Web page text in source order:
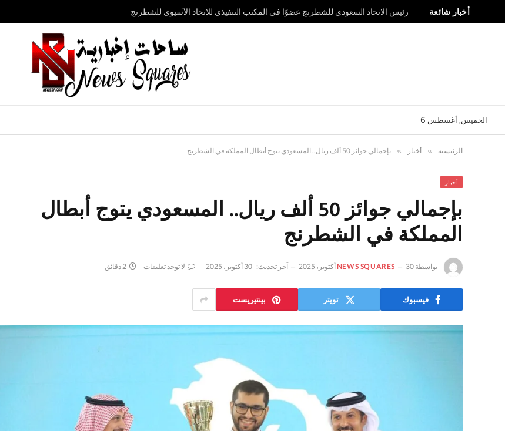
أخبار شائعة رئيس الاتحاد السعودي للشطرنج عضوًا في المكتب التنفيذي للاتحاد الآسيوي للشطرنج
الخميس, أغسطس 6
الرئيسية » أخبار » بإجمالي جوائز 50 ألف ريال.. المسعودي يتوج أبطال المملكة في الشطرنج
أخبار
بإجمالي جوائز 50 ألف ريال.. المسعودي يتوج أبطال
المملكة في الشطرنج
بواسطة NEWS SQUARES 30 أكتوبر، 2025 آخر تحديث: 30 أكتوبر، 2025 لا توجد تعليقات 2 دقائق
فيسبوك تويتر بينتيريست